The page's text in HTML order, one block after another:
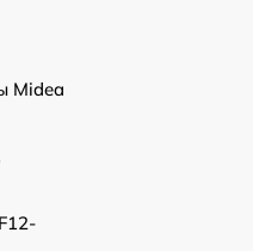
Midea